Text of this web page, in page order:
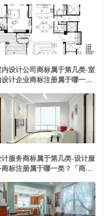
内设计公司商标属于第几类-室
设计企业商标注册属于哪一
计服务商标属于第几类-设计服
商标注册属于哪一类？「商标